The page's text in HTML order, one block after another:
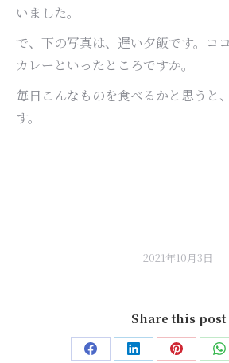
いました。
で、下の写真は、遅い夕飯です。コ
カレーといったところですか。
毎日こんなものを食べるかと思うと
す。
2021年10月3日
Share this post
Share Share Share